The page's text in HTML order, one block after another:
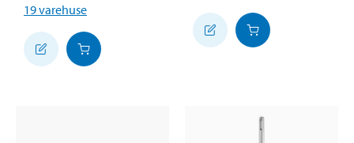
19varehuse